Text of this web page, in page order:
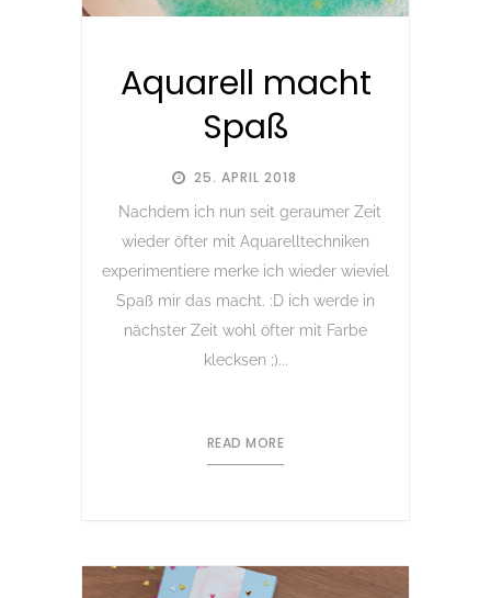
25. APRIL 2018
Aquarell macht
Spaß
Nachdem ich nun seit geraumer Zeit
wieder öfter mit Aquarelltechniken
experimentiere merke ich wieder wieviel
Spaß mir das macht. :D ich werde in
nächster Zeit wohl öfter mit Farbe
klecksen ;)...
READ MORE